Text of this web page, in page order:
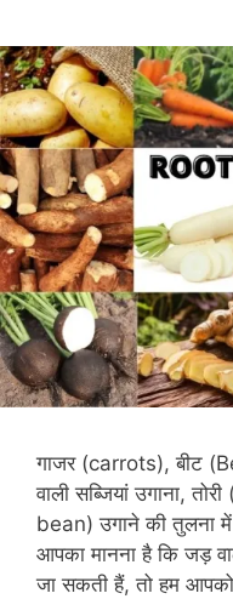
गाजर (carrots), बीट
वाली सब्जियां उगाना,
bean) उगाने की तुलना में
आपका मानना है कि जड़
जा सकती हैं, तो हम